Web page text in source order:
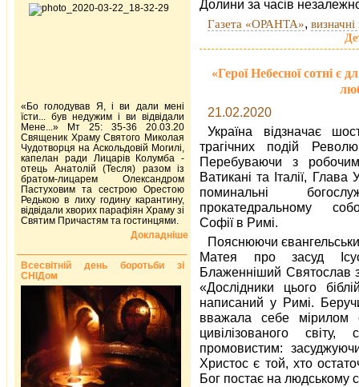
Долини за часів
Газета «ОРАНТА», визначні
«Герої Небесної сотні є
21.02.2020
Україна відзначає
трагічних подій
Перебуваючи з
Ватикані та Італії,
поминальні
прокатедральному
Софії в Римі.
Пояснюючи
Матея про засуд
Блаженніший Святослав
«Дослідники цього
написаний у Римі.
вважала себе мірилом
цивілізованого
промовистим:
Христос є той, хто
Бог постає на людському
«Бо голодував Я, і ви дали мені
їсти... був недужим і ви відвідали
Мене...» Мт 25: 35-36 20.03.20
Священик Храму Святого Миколая
Чудотворця на Аскольдовій Могилі,
капелан ради Лицарів Колумба -
отець Анатолій (Тесля) разом із
братом-лицарем Олександром
Пастуховим та сестрою Орестою
Редькою в лиху годину карантину,
відвідали хворих парафіян Храму зі
Святим Причастям та гостинцями.
Докладніше
Всесвітній день боротьби зі
СНІДом